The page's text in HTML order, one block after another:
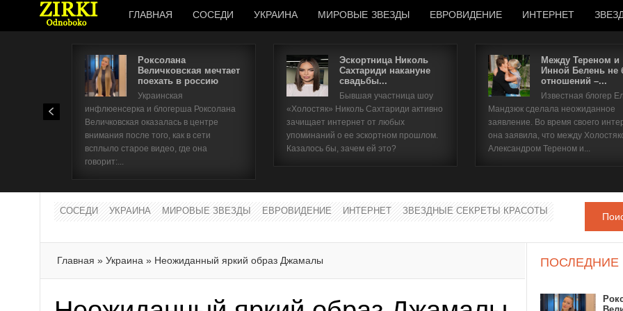
ГЛАВНАЯ СОСЕДИ УКРАИНА МИРОВЫЕ ЗВЕЗДЫ ЕВРОВИДЕНИЕ ИНТЕРНЕТ
Роксолана
Величковская мечтает
поехать в россию
Украинская
инфлюенсерка и блогерша Роксолана
Величковская оказалась в центре
внимания после того, как в сети
всплыло старое видео, где она
говорит:...
Эскортница Николь
Сахтариди накануне
свадьбы...
Бывшая участница шоу
«Холостяк» Николь Сахтариди активно
зачищает интернет от любых
упоминаний о ее эскортном прошлом.
Казалось бы, зачем ей это?
Между Тереном и
Инной Белень не
отношений –...
Известная блогер
Мандзюк сделала неожиданное
заявление. Во время своего
она заявила, что между
Александром Тереном и...
СОСЕДИ УКРАИНА МИРОВЫЕ ЗВЕЗДЫ ЕВРОВИДЕНИЕ ИНТЕРНЕТ ЗВЕЗДНЫЕ СЕКРЕТЫ КРАСОТЫ
Главная » Украина » Неожиданный яркий образ Джамалы ПОСЛЕДНИЕ
Имя пользователя
Забыли имя пользователя?